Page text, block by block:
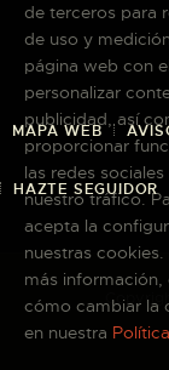
MAPA WEB
HAZTE SEGUIDOR
de terceros para
de uso y
página web con
personalizar
publicidad, así
proporcionar
las redes
nuestro tráfico.
acepta la
nuestras
más
cómo cambiar la
en nuestra